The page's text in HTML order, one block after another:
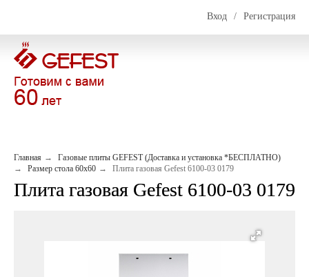
Вход / Регистрация
Главная
Газовые плиты GEFEST (Доставка и установка *БЕСПЛАТНО)
Размер стола 60х60
Плита газовая Gefest 6100-03 0179
Плита газовая Gefest 6100-03 0179